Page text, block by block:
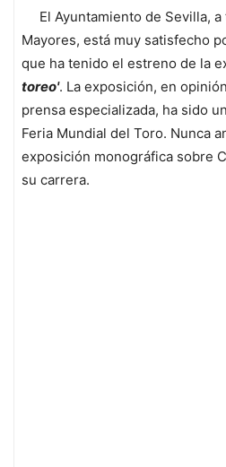
El Ayuntamiento de Sevilla, a
Mayores, está muy satisfecho
que ha tenido el estreno de la
toreo'. La exposición, en
prensa especializada, ha sido
Feria Mundial del Toro. Nunca
exposición monográfica sobre
su carrera.